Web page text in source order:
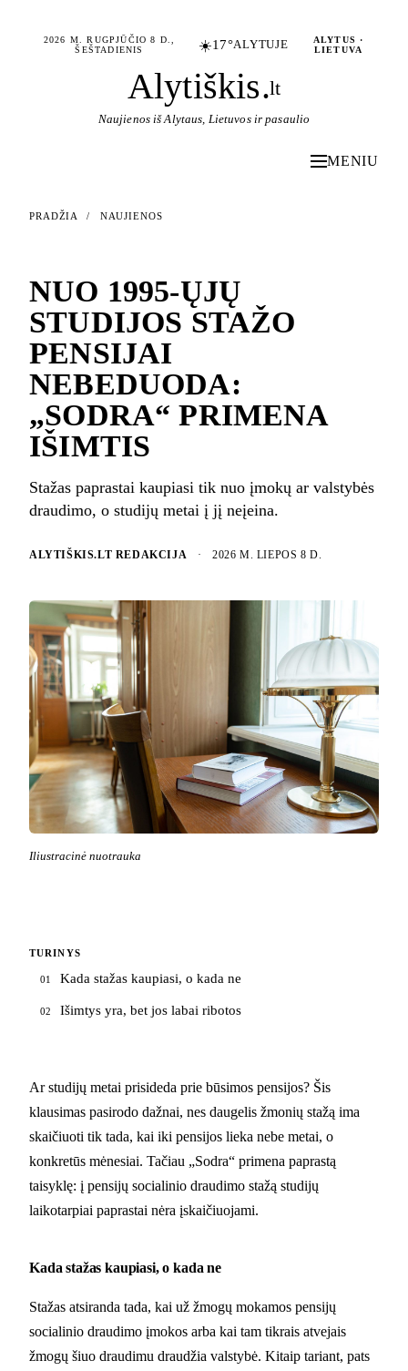
2026 M. RUGPJŪČIO 8 D.,
ŠEŠTADIENIS
☀️17°ALYTUJE
ALYTUS ·
LIETUVA
Alytiškis.lt
Naujienos iš Alytaus, Lietuvos ir pasaulio
MENIU
PRADŽIA / NAUJIENOS
NUO 1995-ŲJŲ
STUDIJOS STAŽO
PENSIJAI
NEBEDUODA:
„SODRA“ PRIMENA
IŠIMTIS
Stažas paprastai kaupiasi tik nuo įmokų ar valstybės
draudimo, o studijų metai į jį neįeina.
ALYTIŠKIS.LT REDAKCIJA · 2026 M. LIEPOS 8 D.
Iliustracinė nuotrauka
TURINYS
01 Kada stažas kaupiasi, o kada ne
02 Išimtys yra, bet jos labai ribotos
Ar studijų metai prisideda prie būsimos pensijos? Šis
klausimas pasirodo dažnai, nes daugelis žmonių stažą ima
skaičiuoti tik tada, kai iki pensijos lieka nebe metai, o
konkretūs mėnesiai. Tačiau „Sodra“ primena paprastą
taisyklę: į pensijų socialinio draudimo stažą studijų
laikotarpiai paprastai nėra įskaičiuojami.
Kada stažas kaupiasi, o kada ne
Stažas atsiranda tada, kai už žmogų mokamos pensijų
socialinio draudimo įmokos arba kai tam tikrais atvejais
žmogų šiuo draudimu draudžia valstybė. Kitaip tariant, pats